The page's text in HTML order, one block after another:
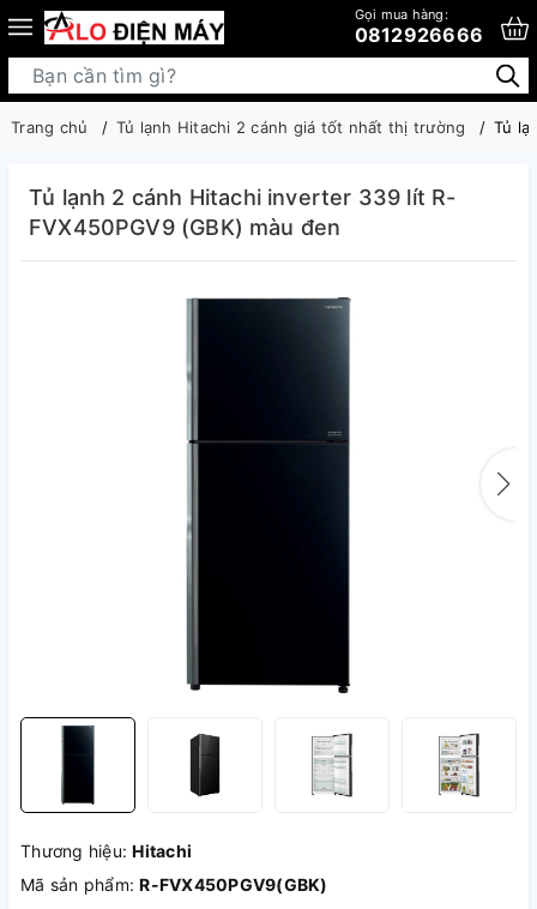
Gọi mua hàng:
0812926666
Trang chủ Tủ lạnh Hitachi 2 cánh giá tốt nhất thị trường Tủ
Tủ lạnh 2 cánh Hitachi inverter 339 lít R-
FVX450PGV9 (GBK) màu đen
Thương hiệu:Hitachi
Mã sản phẩm:R-FVX450PGV9(GBK)